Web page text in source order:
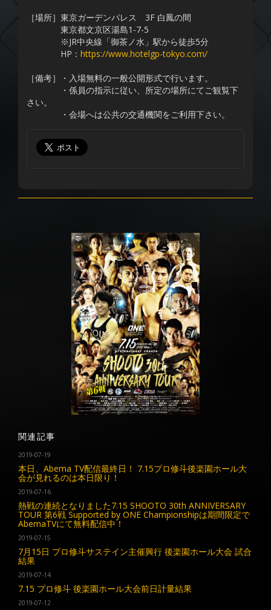
［場所］東京ガーデンパレス 3F 白鳳の間
東京都文京区湯島1-7-5
※JR中央線「御茶ノ水」駅から徒歩5分
HP： https://www.hotelgp-tokyo.com/
［備考］・入場無料の一般公開形式で行います。
・係員の指示に従い、所定の場所にてご観覧下
さい。
・会場へは公共の交通機関をご利用下さい。
関連記事
2019-07-19
本日、Abema TV配信最終日！ 7.15プロ修斗後楽園ホール大
会が見れるのは本日限り！
2019-07-16
熱戦の連続となりました7.15 SHOOTO 30th ANNIVERSARY
TOUR 第6戦 Supported by ONE Championshipは期間限定で
AbemaTVにて無料配信中！
2019-07-15
7月15日 プロ修斗サステイン主催興行 後楽園ホール大会 試合
結果
2019-07-14
7.15 プロ修斗 後楽園ホール大会前日計量結果
2019-07-12